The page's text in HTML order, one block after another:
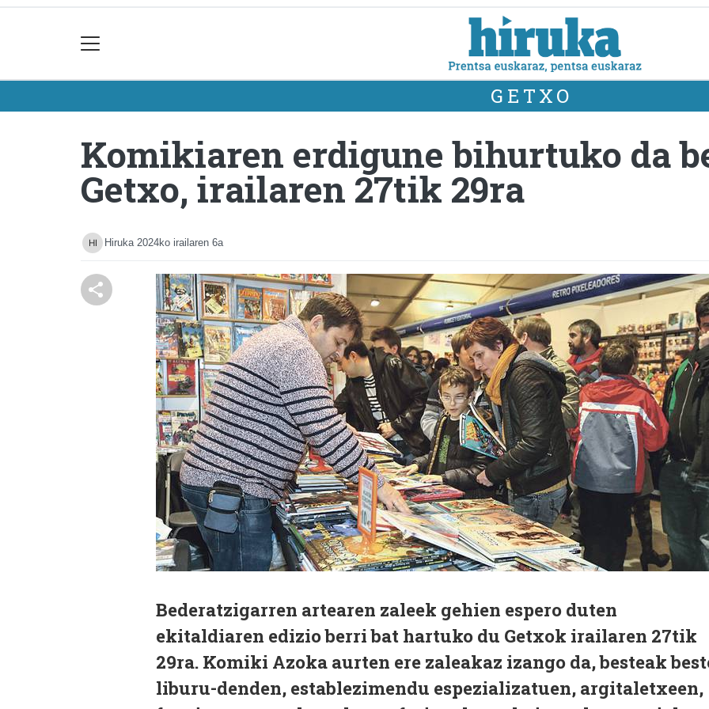
GETXO
Komikiaren erdigune bihurtuko da
Getxo, irailaren 27tik 29ra
Hiruka 2024ko irailaren 6a
Bederatzigarren artearen zaleek gehien espero duten
ekitaldiaren edizio berri bat hartuko du Getxok irailaren 27tik
29ra. Komiki Azoka aurten ere zaleakaz izango da, besteak
liburu-denden, establezimendu espezializatuen, argitaletxeen,